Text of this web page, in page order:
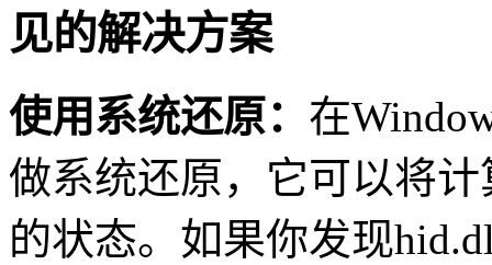
见的解决方案
使用系统还原： 在
做系统还原，它可以将
的状态。如果你发现